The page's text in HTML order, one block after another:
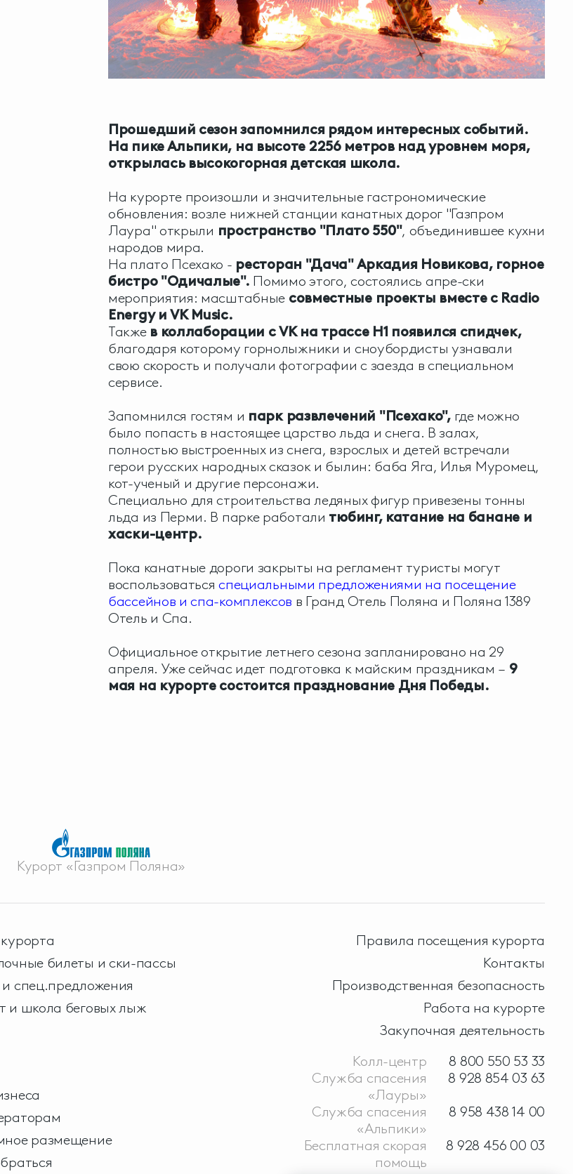
Прошедший сезон запомнился рядом интересных событий.
На пике Альпики, на высоте 2256 метров над уровнем моря,
открылась высокогорная детская школа.
На курорте произошли и значительные гастрономические
обновления: возле нижней станции канатных дорог "Газпром
Лаура" открыли пространство "Плато 550", объединившее кухни
народов мира.
На плато Псехако - ресторан "Дача" Аркадия Новикова, горное
бистро "Одичалые". Помимо этого, состоялись апре-ски
мероприятия: масштабные совместные проекты вместе с Radio
Energy и VK Music.
Также в коллаборации с VK на трассе H1 появился спидчек,
благодаря которому горнолыжники и сноубордисты узнавали
свою скорость и получали фотографии с заезда в специальном
сервисе.
Запомнился гостям и парк развлечений "Псехако",где можно
было попасть в настоящее царство льда и снега. В залах,
полностью выстроенных из снега, взрослых и детей встречали
герои русских народных сказок и былин: баба Яга, Илья Муромец,
кот-ученый и другие персонажи.
Специально для строительства ледяных фигур привезены тонны
льда из Перми. В парке работали тюбинг, катание на банане и
хаски-центр.
Пока канатные дороги закрыты на регламент туристы могут
воспользоватьсяспециальными предложениями на посещение
бассейнов и спа-комплексов в Гранд Отель Поляна и Поляна 1389
Отель и Спа.
Официальное открытие летнего сезона запланировано на 29
апреля. Уже сейчас идет подготовка к майским праздникам – 9
мая на курорте состоится празднование Дня Победы.
Курорт «Газпром Поляна»
билеты и ски-пассы
спец.предложения
и школа беговых лыж
размещение
Правила посещения курорта
Контакты
Производственная безопасность
Работа на курорте
Закупочная деятельность
Колл-центр
8 800 550 53 33
Служба спасения
«Лауры»
8 928 854 03 63
Служба спасения
«Альпики»
8 958 438 14 00
Бесплатная скорая
помощь
8 928 456 00 03